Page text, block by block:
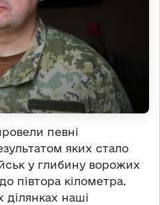
певні
яких стало
у глибину ворожих
півтора кілометра.
ділянках наші